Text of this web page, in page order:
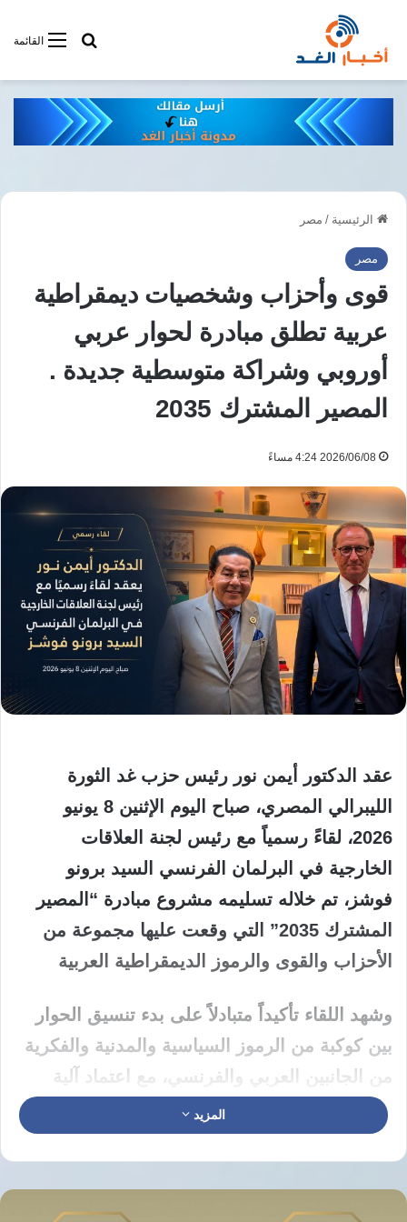
القائمةأبحت فى
الرئيسية / مصر
مصر
قوى وأحزاب وشخصيات ديمقراطية
عربية تطلق مبادرة لحوار عربي
أوروبي وشراكة متوسطية جديدة .
المصير المشترك 2035
2026/06/08 4:24 مساءً
عقد الدكتور أيمن نور رئيس حزب غد الثورة
الليبرالي المصري، صباح اليوم الإثنين 8 يونيو
2026، لقاءً رسمياً مع رئيس لجنة العلاقات
الخارجية في البرلمان الفرنسي السيد برونو
فوشز، تم خلاله تسليمه مشروع مبادرة “المصير
المشترك 2035” التي وقعت عليها مجموعة من
الأحزاب والقوى والرموز الديمقراطية العربية
وشهد اللقاء تأكيداً متبادلاً على بدء تنسيق الحوار
بين كوكبة من الرموز السياسية والمدنية والفكرية
من الجانبين العربي والفرنسي، مع اعتماد آلية
عمل مستمرة لتفعيل بنود المبادرة ومتابعة
مخرجاتها الاستراتيجية على أرض الواقع
ويأتي هذا التحرك الدبلوماسي على خلفية توقيع
المزيد